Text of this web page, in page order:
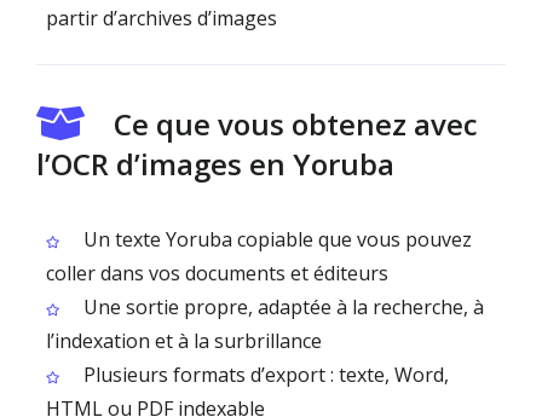
partir d’archives d’images
Ce que vous obtenez avec
l’OCR d’images en Yoruba
Un texte Yoruba copiable que vous pouvez
coller dans vos documents et éditeurs
Une sortie propre, adaptée à la recherche, à
l’indexation et à la surbrillance
Plusieurs formats d’export : texte, Word,
HTML ou PDF indexable